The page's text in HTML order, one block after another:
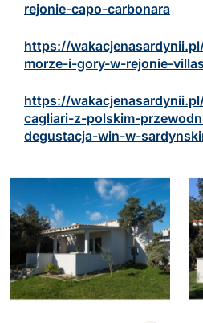
rejonie-capo-carbonara
https://
morze-i-gory-w-rejonie-
https://
cagliari-z-polskim-
degustacja-win-w-